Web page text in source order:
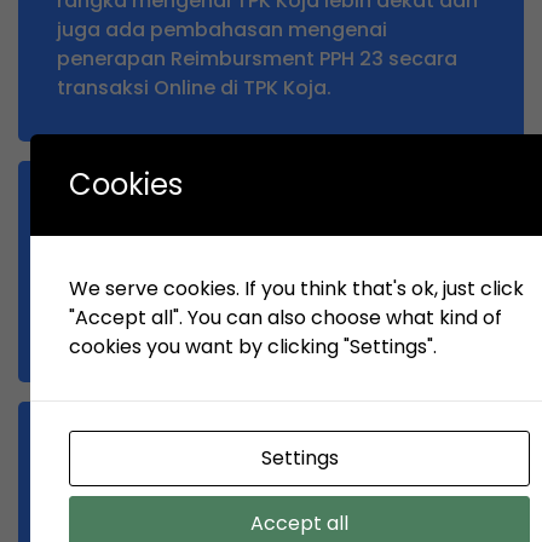
juga ada pembahasan mengenai
penerapan Reimbursment PPH 23 secara
transaksi Online di TPK Koja.
Liputan media terkait layanan di TPK koja
(KMTC).Di Setia budi One Kuningan jakarta
9 July 2024.
Induction Dewan Pengawas dan Komite
Cookies
We serve cookies. If you think that's ok, just click
"Accept all". You can also choose what kind of
cookies you want by clicking "Settings".
Settings
Accept all